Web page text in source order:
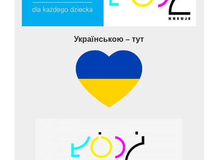
Українською – тут